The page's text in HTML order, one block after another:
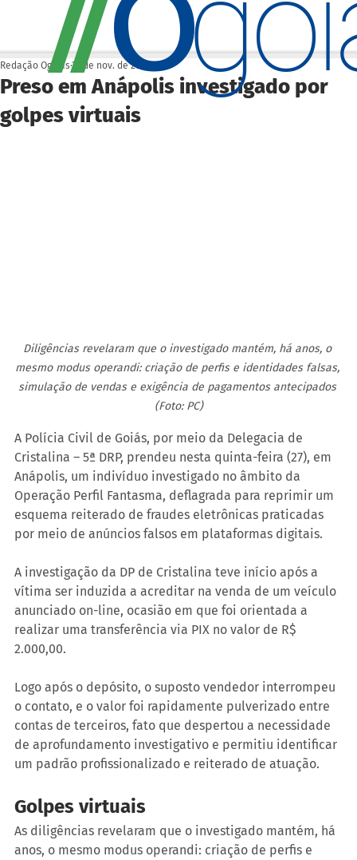
Preso em Anápolis investigado por
golpes virtuais
Redação Ogoiás 27 de nov. de 2025
Diligências revelaram que o investigado mantém, há anos, o
mesmo modus operandi: criação de perfis e identidades falsas,
simulação de vendas e exigência de pagamentos antecipados
(Foto: PC)
A Polícia Civil de Goiás, por meio da Delegacia de
Cristalina – 5ª DRP, prendeu nesta quinta-feira (27), em
Anápolis, um indivíduo investigado no âmbito da
Operação Perfil Fantasma, deflagrada para reprimir um
esquema reiterado de fraudes eletrônicas praticadas
por meio de anúncios falsos em plataformas digitais.
A investigação da DP de Cristalina teve início após a
vítima ser induzida a acreditar na venda de um veículo
anunciado on-line, ocasião em que foi orientada a
realizar uma transferência via PIX no valor de R$
2.000,00.
Logo após o depósito, o suposto vendedor interrompeu
o contato, e o valor foi rapidamente pulverizado entre
contas de terceiros, fato que despertou a necessidade
de aprofundamento investigativo e permitiu identificar
um padrão profissionalizado e reiterado de atuação.
Golpes virtuais
As diligências revelaram que o investigado mantém, há
anos, o mesmo modus operandi: criação de perfis e